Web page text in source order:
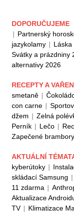
DOPORUČUJEME
| Partnerský
jazykolamy | Láska
Svátky a prázdniny
alternativy 2026
RECEPTY A
smetaně |
con carne |
džem | Zelná
Perník | Lečo |
Zapečené
AKTUÁLNÍ
kyberútoky |
skládací Samsung |
11 zdarma |
Aktualizace
TV | Klimatizace